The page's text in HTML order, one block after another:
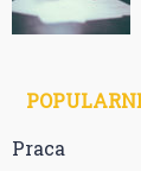
Praca